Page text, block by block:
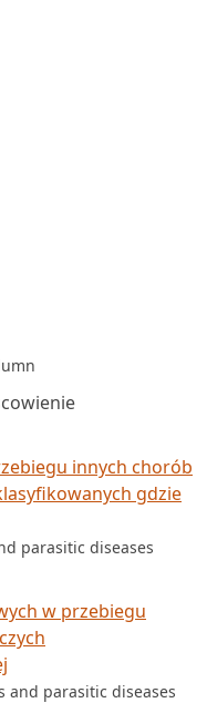
innych chorób
gdzie
parasitic diseases
w przebiegu
and parasitic diseases